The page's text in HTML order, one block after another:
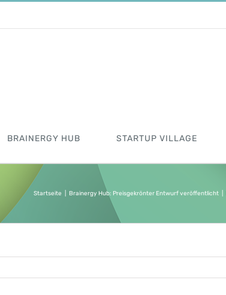
BRAINERGY HUB STARTUP VILLAGE
Startseite Brainergy Hub: Preisgekrönter Entwurf veröffentlicht